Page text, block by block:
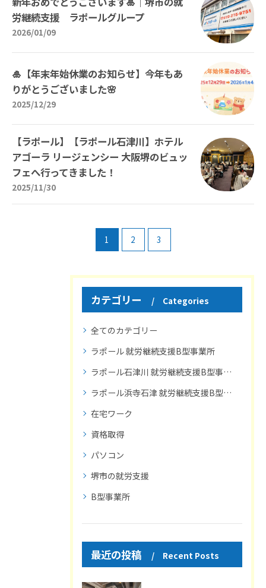
労継続支援 ラポールグループ
2026/01/09
🎍【年末年始休業のお知らせ】今年もあ
りがとうございました🌸
2025/12/29
【ラポール】【ラポール石津川】ホテル
アゴーラ リージェンシー 大阪堺のビュッ
フェへ行ってきました！
2025/11/30
1 2 3
カテゴリー Categories
全てのカテゴリー
ラポール 就労継続支援B型事業所
ラポール石津川 就労継続支援B型事業所
ラポール浜寺石津 就労継続支援B型事業所
在宅ワーク
資格取得
パソコン
堺市の就労支援
B型事業所
最近の投稿 Recent Posts